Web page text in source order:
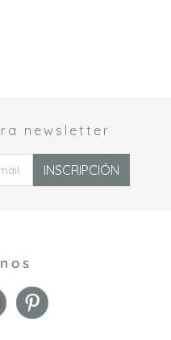
newsletter
INSCRIPCIÓN